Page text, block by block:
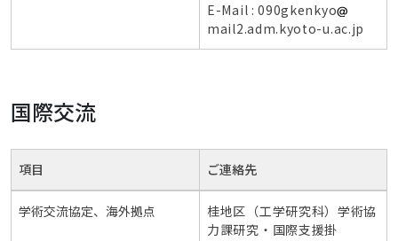
E-Mail : 090gkenkyo
mail2.adm.kyoto-u.ac.jp
国際交流
項目 ご連絡先
学術交流協定、海外拠点
桂地区（工学研究科）学術協
力課研究・国際支援掛